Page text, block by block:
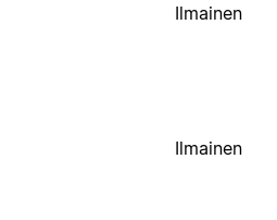
Ilmainen
Ilmainen